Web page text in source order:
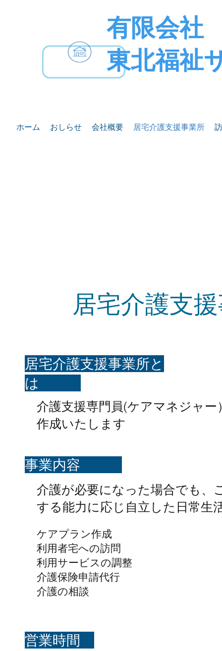
有限会社​
東北福祉
ホーム おしらせ 会社概要 居宅介護支援事業所
居宅介護支
​居宅介護支援事業所と
は
介護が必要になった場合でも、
する能力に応じ自立した日常生
ケアプラン作成
利用者宅への訪問
利用サービスの調整
介護保険申請代行
介護の相談
介護支援専門員(ケアマネジャ
作成いたします
​営業時間
​事業内容